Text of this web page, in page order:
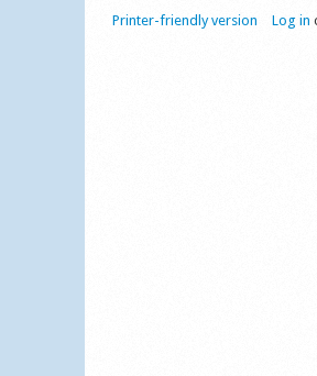
Printer-friendly version Log in